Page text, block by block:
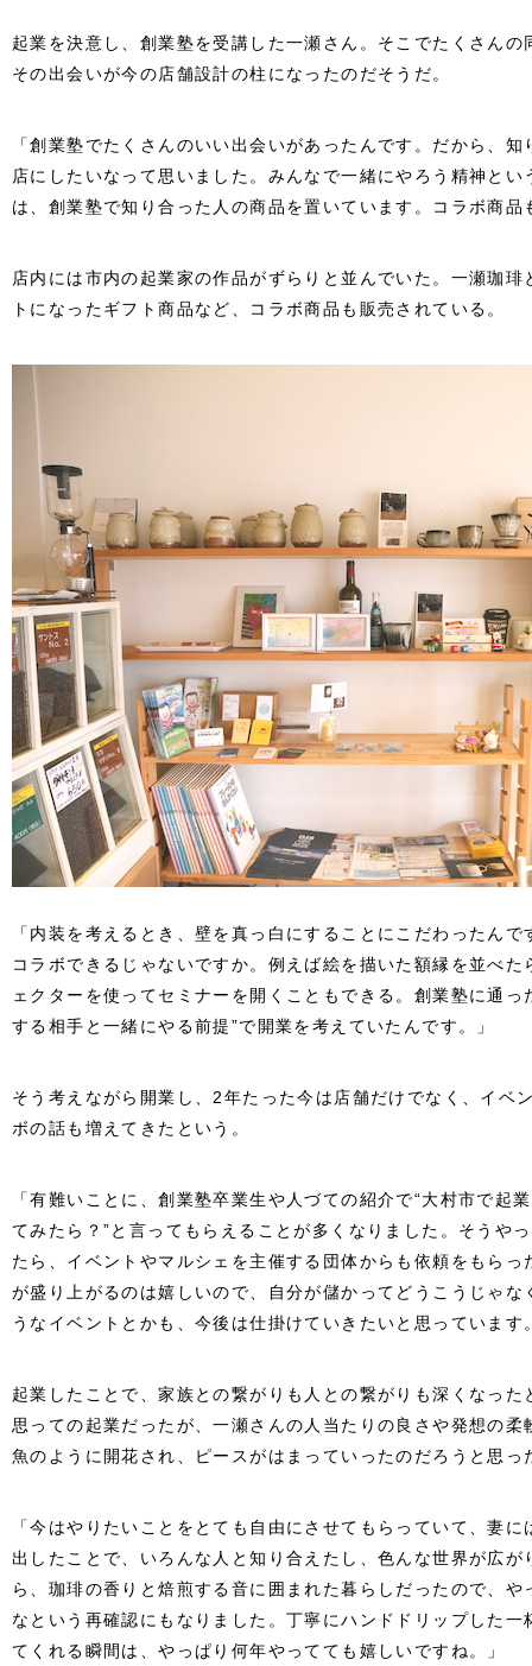
起業を決意し、創業塾を受講した一瀬さん。そこでたくさん
その出会いが今の店舗設計の柱になったのだそうだ。
「創業塾でたくさんのいい出会いがあったんです。だから、
店にしたいなって思いました。みんなで一緒にやろう精神と
は、創業塾で知り合った人の商品を置いています。コラボ商品
店内には市内の起業家の作品がずらりと並んでいた。一瀬珈
トになったギフト商品など、コラボ商品も販売されている。
「内装を考えるとき、壁を真っ白にすることにこだわったん
コラボできるじゃないですか。例えば絵を描いた額縁を並べ
ェクターを使ってセミナーを開くこともできる。創業塾に通
する相手と一緒にやる前提”で開業を考えていたんです。」
そう考えながら開業し、2年たった今は店舗だけでなく、イベ
ボの話も増えてきたという。
「有難いことに、創業塾卒業生や人づての紹介で“大村市で起
てみたら？”と言ってもらえることが多くなりました。そうや
たら、イベントやマルシェを主催する団体からも依頼をもら
が盛り上がるのは嬉しいので、自分が儲かってどうこうじゃ
うなイベントとかも、今後は仕掛けていきたいと思っています
起業したことで、家族との繋がりも人との繋がりも深くなっ
思っての起業だったが、一瀬さんの人当たりの良さや発想の
魚のように開花され、ピースがはまっていったのだろうと思っ
「今はやりたいことをとても自由にさせてもらっていて、妻
出したことで、いろんな人と知り合えたし、色んな世界が広
ら、珈琲の香りと焙煎する音に囲まれた暮らしだったので、
なという再確認にもなりました。丁寧にハンドドリップした一
てくれる瞬間は、やっぱり何年やってても嬉しいですね。」